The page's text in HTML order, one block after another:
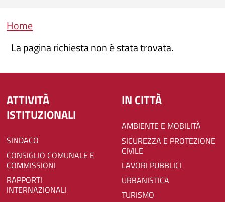
Briciole di pane
Home
La pagina richiesta non è stata trovata.
ATTIVITÀ
ISTITUZIONALI
SINDACO
CONSIGLIO COMUNALE E
COMMISSIONI
RAPPORTI
INTERNAZIONALI
IN CITTÀ
AMBIENTE E MOBILITÀ
SICUREZZA E PROTEZIONE
CIVILE
LAVORI PUBBLICI
URBANISTICA
TURISMO